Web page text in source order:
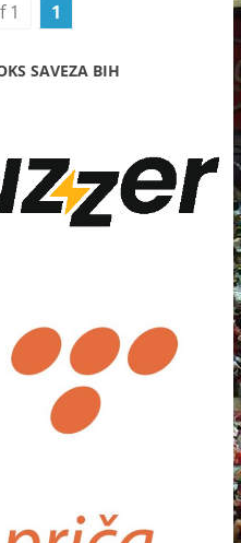
1 1
SAVEZA BIH